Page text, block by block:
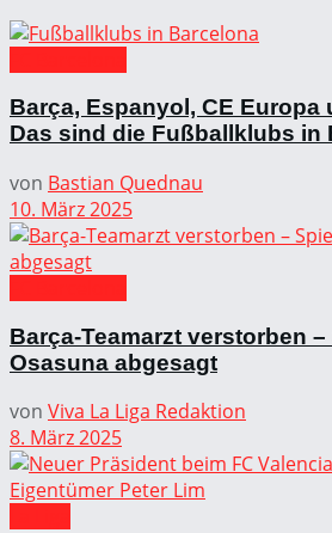
Barça, Espanyol, CE Europa
Das sind die Fußballklubs in
von Bastian Quednau
10. März 2025
Barça-Teamarzt verstorben
Osasuna abgesagt
von Viva La Liga Redaktion
8. März 2025